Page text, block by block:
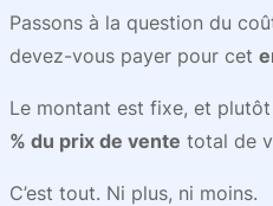
Passons à la question du
devez-vous payer pour cet
Le montant est fixe, et plutôt
% du prix de vente total de
C’est tout. Ni plus, ni moins.